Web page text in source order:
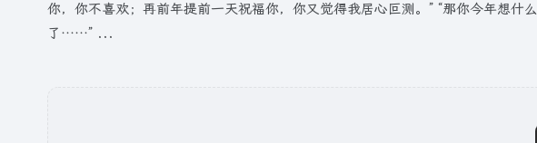
你，你不喜欢；再前年提前一天祝福你，你又觉得我居心叵测。” “那你今年想什
了……” ...